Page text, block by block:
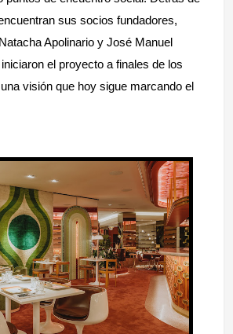
sus socios fundadores,
Natacha Apolinario yJosé Manuel
el proyecto a finales de los
visión que hoy sigue marcando el